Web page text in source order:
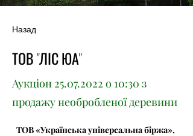
Назад
ТОВ "ЛІС ЮА"
Аукціон 25.07.2022 о 10:30 з
продажу необробленої деревини
ТОВ «Українська універсальна біржа»,